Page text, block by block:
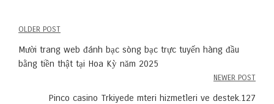
Post
navigation
OLDER POST
Mười trang web đánh bạc sòng bạc trực tuyến hàng đầu
bằng tiền thật tại Hoa Kỳ năm 2025
NEWER POST
Pinco casino Trkiyede mteri hizmetleri ve destek.127